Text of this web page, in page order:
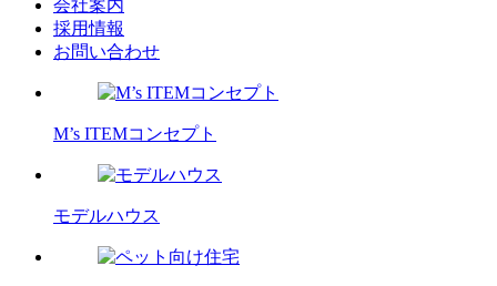
会社案内
採用情報
お問い合わせ
M’s ITEMコンセプト
モデルハウス